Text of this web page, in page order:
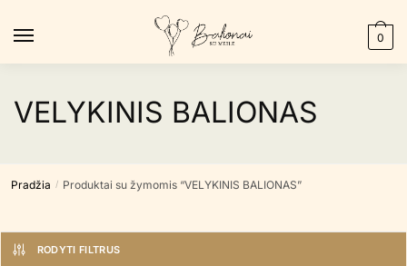
0
VELYKINIS BALIONAS
Pradžia / Produktai su žymomis “VELYKINIS BALIONAS”
RODYTI FILTRUS